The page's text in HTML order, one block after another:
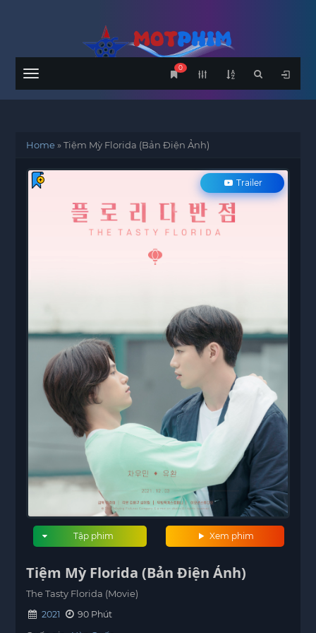
Menu
0
Home»Tiệm Mỳ Florida (Bản Điện Ảnh)
Trailer
Xem phim
Tập phim
Tiệm Mỳ Florida (Bản Điện Ảnh)
The Tasty Florida (Movie)
2021
90 Phút